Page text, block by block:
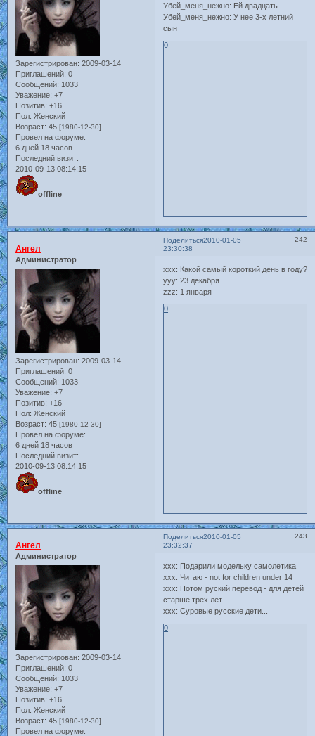
Зарегистрирован: 2009-03-14
Приглашений: 0
Сообщений: 1033
Уважение: +7
Позитив: +16
Пол: Женский
Возраст: 45 [1980-12-30]
Провел на форуме:
6 дней 18 часов
Последний визит:
2010-09-13 08:14:15
offline
Убей_меня_нежно: Ей двадцать
Убей_меня_нежно: У нее 3-х летний
сын
0
Поделиться 242
2010-01-05
23:30:38
Ангел
Администратор
Зарегистрирован: 2009-03-14
Приглашений: 0
Сообщений: 1033
Уважение: +7
Позитив: +16
Пол: Женский
Возраст: 45 [1980-12-30]
Провел на форуме:
6 дней 18 часов
Последний визит:
2010-09-13 08:14:15
offline
xxx: Какой самый короткий день в году?
yyy: 23 декабря
zzz: 1 января
0
Поделиться 243
2010-01-05
23:32:37
Ангел
Администратор
Зарегистрирован: 2009-03-14
Приглашений: 0
Сообщений: 1033
Уважение: +7
Позитив: +16
Пол: Женский
Возраст: 45 [1980-12-30]
Провел на форуме:
xxx: Подарили модельку самолетика
xxx: Читаю - not for children under 14
xxx: Потом руский перевод - для детей
старше трех лет
xxx: Суровые русские дети...
0